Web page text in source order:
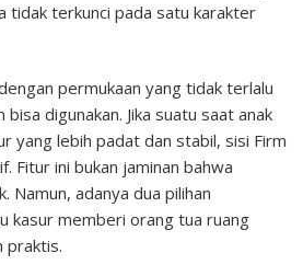
tidak terkunci pada satu karakter
permukaan yang tidak terlalu
digunakan. Jika suatu saat anak
yang lebih padat dan stabil, sisi Firm
Fitur ini bukan jaminan bahwa
Namun, adanya dua pilihan
kasur memberi orang tua ruang
praktis.